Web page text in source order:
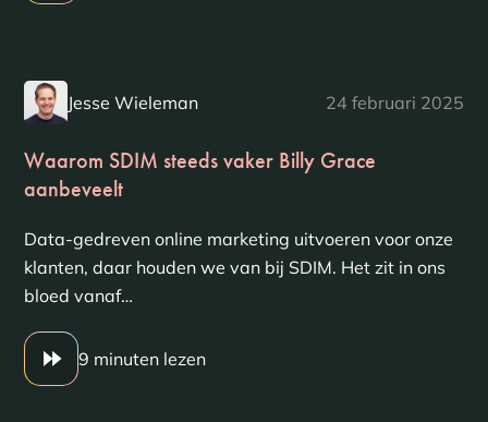
Jesse Wieleman 24 februari 2025
Waarom SDIM steeds vaker Billy Grace
aanbeveelt
Data-gedreven online marketing uitvoeren voor onze
klanten, daar houden we van bij SDIM. Het zit in ons
bloed vanaf…
9 minuten lezen